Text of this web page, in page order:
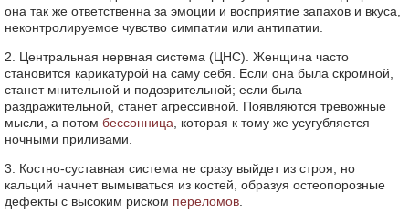
она так же ответственна за эмоции и восприятие запахов и вкуса,
неконтролируемое чувство симпатии или антипатии.
2. Центральная нервная система (ЦНС). Женщина часто
становится карикатурой на саму себя. Если она была скромной,
станет мнительной и подозрительной; если была
раздражительной, станет агрессивной. Появляются тревожные
мысли, а потом бессонница , которая к тому же усугубляется
ночными приливами.
3. Костно-суставная система не сразу выйдет из строя, но
кальций начнет вымываться из костей, образуя остеопорозные
дефекты с высоким риском переломов